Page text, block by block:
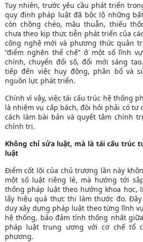
Tuy nhiên, trước yêu cầu phát triển
quy định pháp luật đã bộc lộ những
còn chồng chéo, mâu thuẫn, thiếu
chưa theo kịp thực tiễn phát triển của
công nghệ mới và phương thức quản
“điểm nghẽn thể chế” ở một số lĩnh
chính, chuyển đổi số, đổi mới sáng
tiếp đến việc huy động, phân bổ và
nguồn lực phát triển.
Chính vì vậy, việc tái cấu trúc hệ thống
là nhiệm vụ cấp bách, đòi hỏi phải có tư
cách làm bài bản và quyết tâm chính
chính trị.
Không chỉ sửa luật, mà là tái cấu trúc
luật
Điểm cốt lõi của chủ trương lần này
một số luật riêng lẻ, mà hướng tới
thống pháp luật theo hướng khoa học,
lấy hiệu quả thực thi làm thước đo.
duy xây dựng pháp luật theo từng lĩnh
hệ thống, bảo đảm tính thống nhất
pháp luật trung ương với cơ chế tổ
phương.